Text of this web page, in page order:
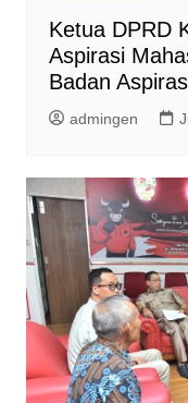
Ketua DPRD
Aspirasi
Badan
admingen